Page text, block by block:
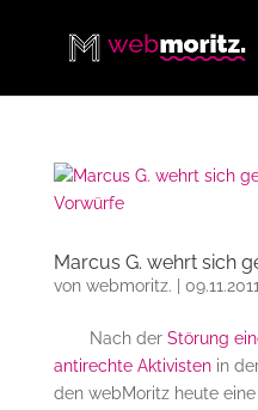
Marcus G. wehrt sich
von webmoritz. 09.11.2011
Nach der Störung
antirechte Aktivistenin
den webMoritz heute